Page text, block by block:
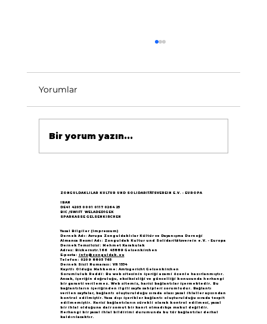
büyük yankı uyandırdı...
Yorumlar
Bir yorum yazın...
ZONGULDAKLILAR KULTUR UND SOLIDARITÄTSVEREIN E.V. - EUROPA
IBAN
DE41 4205 0001 0117 0264 25
BIC /SWIFT WELADED1GEK
SPARKASSE GELSENKIRCHEN
Yasal Bilgiler (Impressum)
Dernek Adı: Avrupa Zonguldaklılar Kültür ve Dayanışma Derneği
Almanca Resmi Adı: Zonguldak Kultur und Solidaritätsverein e.V. - Europa
Dernek Temsilcisi: Mehmet Karakulak
Adres: Bickernstr.166 45889 Gelsenkirchen
E-posta: info@zonguldak.eu
Telefon: 0209 8805 765
Dernek Sicil Numarası: VR 1534
Kayıtlı Olduğu Mahkeme: Amtsgericht Gelsenkirchen
Sorumluluk Reddi: Bu web sitesinin içeriği azami özenle hazırlanmıştır.
Ancak, içeriğin doğruluğu, eksiksizliği ve güncelliği konusunda herhangi
bir garanti verilemez. Web sitemiz, harici bağlantılar içermektedir. Bu
bağlantıların içeriğinden ilgili sayfa sahipleri sorumludur. Bağlantı
verilen sayfalar, bağlantı oluşturulduğu sırada olası yasal ihlaller açısından
kontrol edilmiştir. Yasa dışı içerikler bağlantı oluşturulduğu sırada tespit
edilmemiştir. Harici bağlantıların sürekli olarak kontrol edilmesi, yasal
bir ihlal olduğuna dair somut bir kanıt olmadıkça makul değildir.
Herhangi bir yasal ihlal bildirimi durumunda bu tür bağlantılar derhal
kaldırılacaktır.